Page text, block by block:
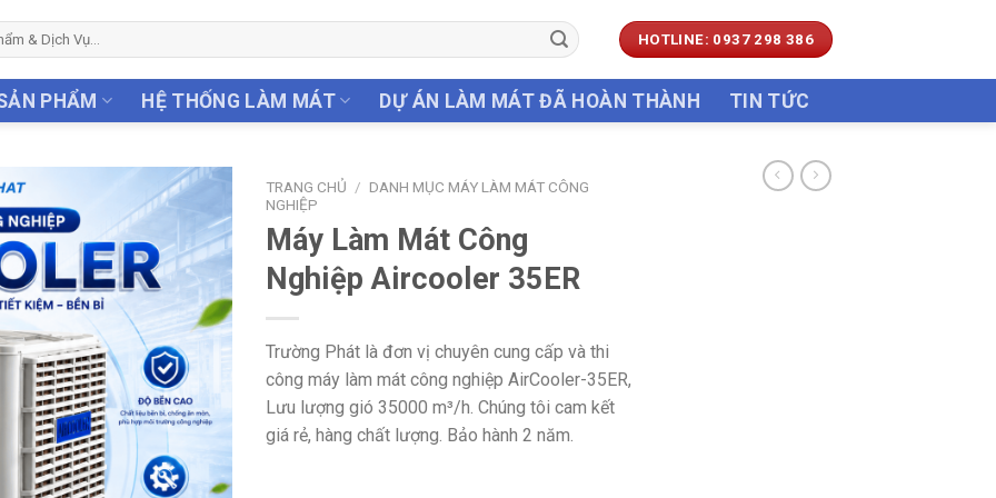
HOTLINE: 0937 298 386
PHẨM HỆ THỐNG LÀM MÁT DỰ ÁN LÀM MÁT ĐÃ HOÀN THÀNH TIN TỨC
TRANG CHỦ / DANH MỤC MÁY LÀM MÁT CÔNG
NGHIỆP
Máy Làm Mát Công
Nghiệp Aircooler 35ER
Trường Phát là đơn vị chuyên cung cấp và thi
công máy làm mát công nghiệp AirCooler-35ER,
Lưu lượng gió 35000 m³/h. Chúng tôi cam kết
giá rẻ, hàng chất lượng. Bảo hành 2 năm.